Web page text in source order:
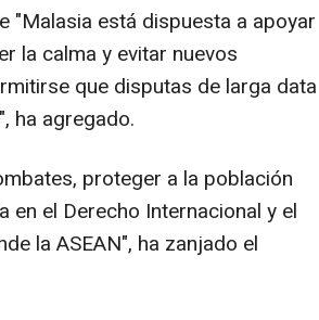
"Malasia está dispuesta a apoyar
la calma y evitar nuevos
que disputas de larga data
ha agregado.
proteger a la población
en el Derecho Internacional y el
la ASEAN", ha zanjado el